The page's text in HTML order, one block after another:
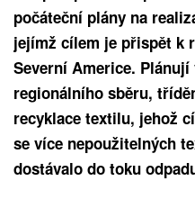
počáteční plány na
jejímž cílem je přispět k
Severní Americe.
regionálního sběru,
recyklace textilu, jehož
se více nepoužitelných
dostávalo do toku